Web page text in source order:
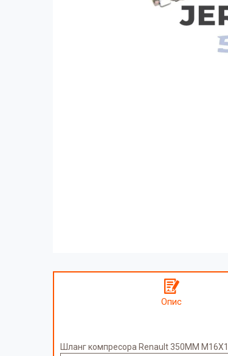
Опис
Шланг компресора Renault 350MM